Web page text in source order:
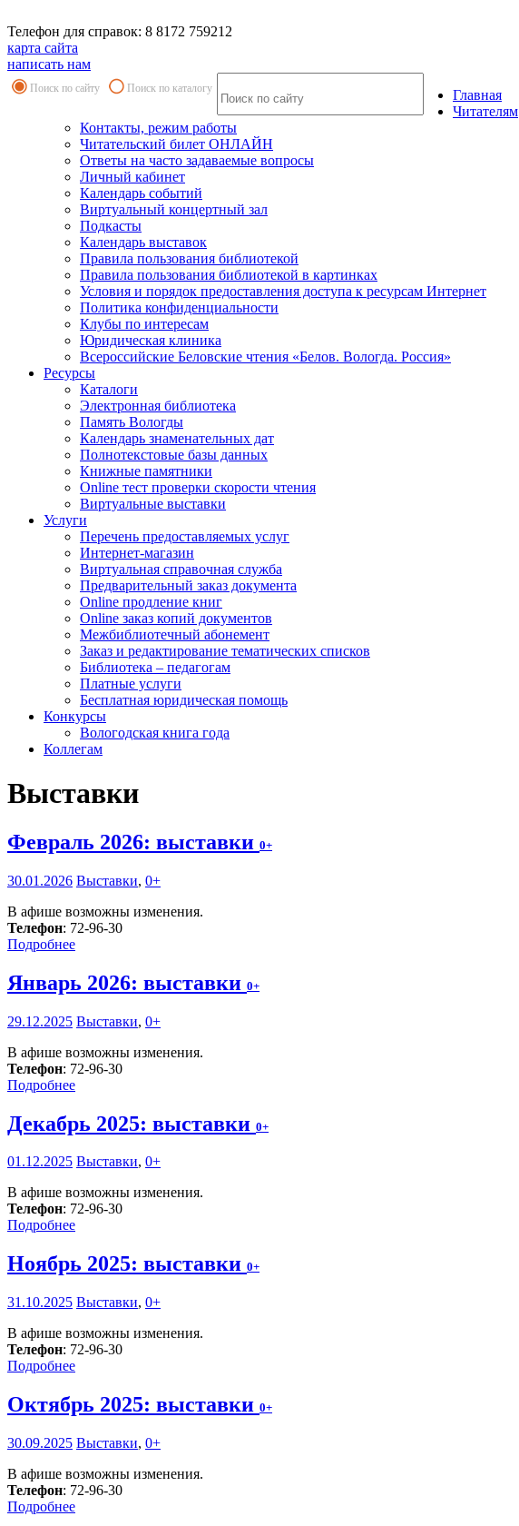
Телефон для справок: 8 8172 759212
карта сайта
написать нам
Поиск по сайту Поиск по каталогу
Главная
Читателям
Контакты, режим работы
Читательский билет ОНЛАЙН
Ответы на часто задаваемые вопросы
Личный кабинет
Календарь событий
Виртуальный концертный зал
Подкасты
Календарь выставок
Правила пользования библиотекой
Правила пользования библиотекой в картинках
Условия и порядок предоставления доступа к ресурсам Интернет
Политика конфиденциальности
Клубы по интересам
Юридическая клиника
Всероссийские Беловские чтения «Белов. Вологда. Россия»
Ресурсы
Каталоги
Электронная библиотека
Память Вологды
Календарь знаменательных дат
Полнотекстовые базы данных
Книжные памятники
Online тест проверки скорости чтения
Виртуальные выставки
Услуги
Перечень предоставляемых услуг
Интернет-магазин
Виртуальная справочная служба
Предварительный заказ документа
Online продление книг
Online заказ копий документов
Межбиблиотечный абонемент
Заказ и редактирование тематических списков
Библиотека – педагогам
Платные услуги
Бесплатная юридическая помощь
Конкурсы
Вологодская книга года
Коллегам
Выставки
Февраль 2026: выставки 0+
30.01.2026 Выставки, 0+
В афише возможны изменения.
Телефон: 72-96-30
Подробнее
Январь 2026: выставки 0+
29.12.2025 Выставки, 0+
В афише возможны изменения.
Телефон: 72-96-30
Подробнее
Декабрь 2025: выставки 0+
01.12.2025 Выставки, 0+
В афише возможны изменения.
Телефон: 72-96-30
Подробнее
Ноябрь 2025: выставки 0+
31.10.2025 Выставки, 0+
В афише возможны изменения.
Телефон: 72-96-30
Подробнее
Октябрь 2025: выставки 0+
30.09.2025 Выставки, 0+
В афише возможны изменения.
Телефон: 72-96-30
Подробнее